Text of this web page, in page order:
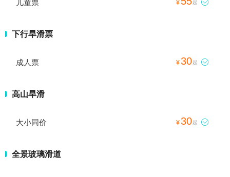
儿童票 ¥ 起 
下行旱滑票
成人票 ¥30起 
高山旱滑
大小同价 ¥30起 
全景玻璃滑道